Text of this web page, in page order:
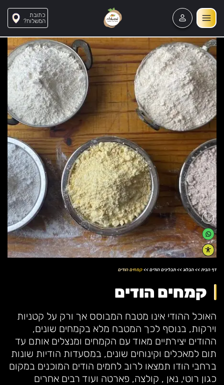
כתובת
?המשלוח
דף הבית >> הבלוג >> תבלינים הודים >> קמחים הודים
קמחים הודים
האוכל ההודי אינו מטבח המבוסס אך ורק על קטניות
וירקות, בנוסף לכך המטבח מלא בקמחים שונים,
ההודים יצירתיים מאוד עם הקמחים ומנצלים אותם עד
תום למאכלים וקינוחים שונים, במסעדות הודיות שונות
ברחבי הודו תמצאו לרוב לחמים הודים המוכנים במקום
כגון רוטי, נאן , קולצה, פארטה ועוד רבים אחרים